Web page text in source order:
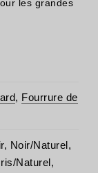
les grandes
, Fourrure de
Noir/Naturel,
Naturel,